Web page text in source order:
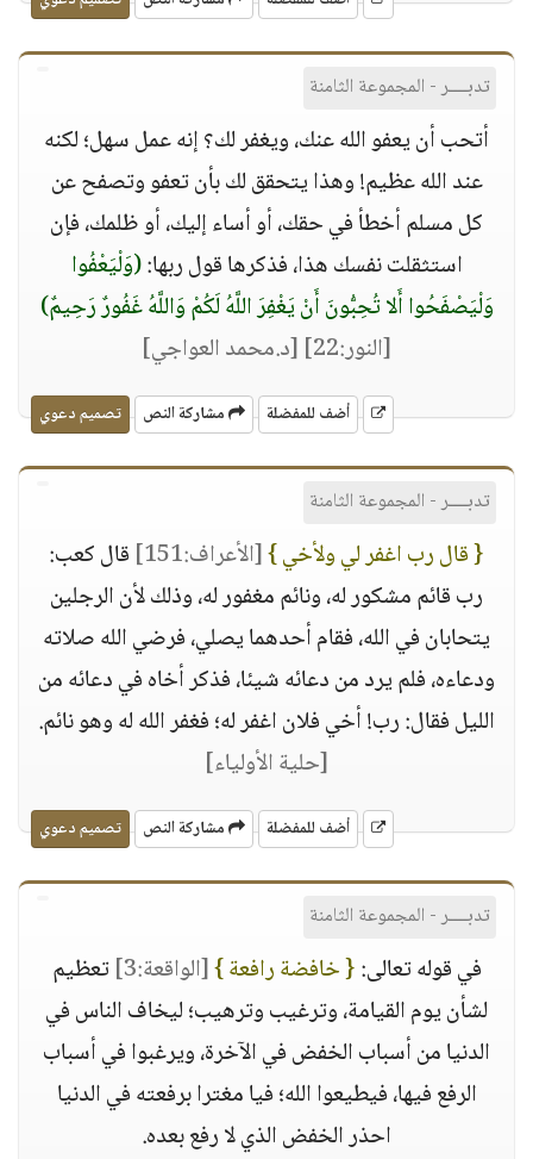
تدبــــر - المجموعة الثامنة
أتحب أن يعفو الله عنك، ويغفر لك؟ إنه عمل سهل؛ لكنه
عند الله عظيم! وهذا يتحقق لك بأن تعفو وتصفح عن
كل مسلم أخطأ في حقك، أو أساء إليك، أو ظلمك، فإن
استثقلت نفسك هذا، فذكرها قول ربها:(وَلْيَعْفُوا
وَلْيَصْفَحُوا أَلا تُحِبُّونَ أَنْ يَغْفِرَ اللَّهُ لَكُمْ وَاللَّهُ غَفُورٌ رَحِيمٌ)
[النور:22]
[د.محمد العواجي]
أضف للمفضلة مشاركة النص تصميم دعوي
تدبــــر - المجموعة الثامنة
{ قال رب اغفر لي ولأخي }[الأعراف:151]
قال كعب:
رب قائم مشكور له، ونائم مغفور له، وذلك لأن الرجلين
يتحابان في الله، فقام أحدهما يصلي، فرضي الله صلاته
ودعاءه، فلم يرد من دعائه شيئا، فذكر أخاه في دعائه من
الليل فقال: رب! أخي فلان اغفر له؛ فغفر الله له وهو نائم.
[حلية الأولياء]
أضف للمفضلة مشاركة النص تصميم دعوي
تدبــــر - المجموعة الثامنة
في قوله تعالى:{ خافضة رافعة }[الواقعة:3]
تعظيم
لشأن يوم القيامة، وترغيب وترهيب؛ ليخاف الناس في
الدنيا من أسباب الخفض في الآخرة، ويرغبوا في أسباب
الرفع فيها، فيطيعوا الله؛ فيا مغترا برفعته في الدنيا
احذر الخفض الذي لا رفع بعده.